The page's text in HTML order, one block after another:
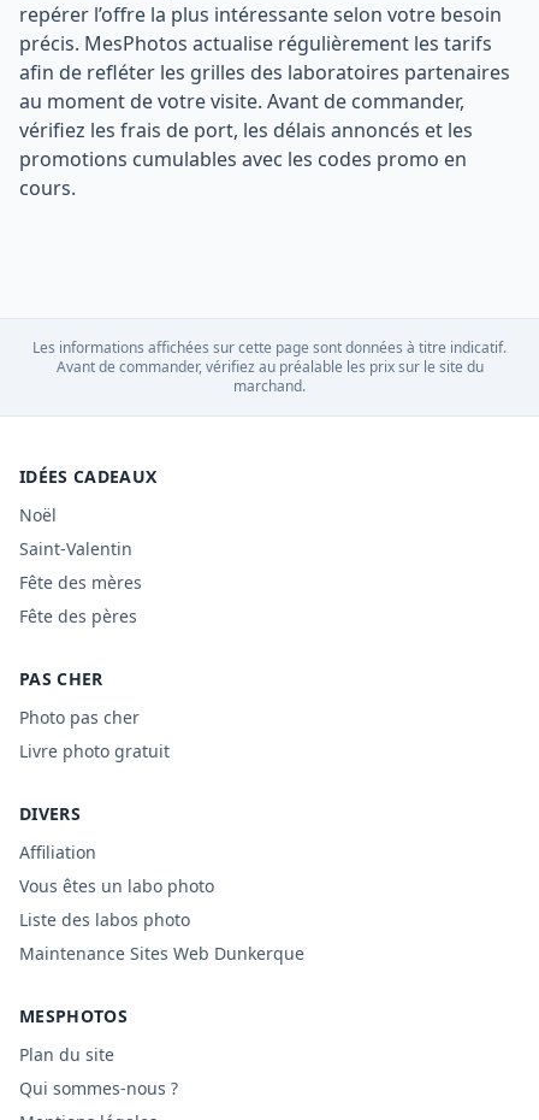
repérer l’offre la plus intéressante selon votre besoin
précis. MesPhotos actualise régulièrement les tarifs
afin de refléter les grilles des laboratoires partenaires
au moment de votre visite. Avant de commander,
vérifiez les frais de port, les délais annoncés et les
promotions cumulables avec les codes promo en
cours.
Les informations affichées sur cette page sont données à titre indicatif.
Avant de commander, vérifiez au préalable les prix sur le site du
marchand.
IDÉES CADEAUX
Noël
Saint-Valentin
Fête des mères
Fête des pères
PAS CHER
Photo pas cher
Livre photo gratuit
DIVERS
Affiliation
Vous êtes un labo photo
Liste des labos photo
Maintenance Sites Web Dunkerque
MESPHOTOS
Plan du site
Qui sommes-nous ?